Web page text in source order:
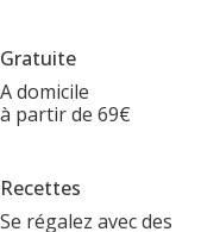
Gratuite
A domicile
à partir de 69€
Recettes
Se régalez avec des